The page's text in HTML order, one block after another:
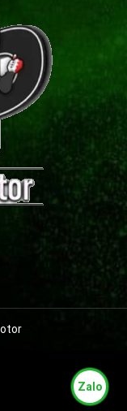
Zalo